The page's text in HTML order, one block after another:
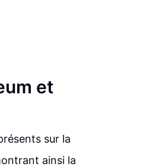
et
sur la
ainsi la